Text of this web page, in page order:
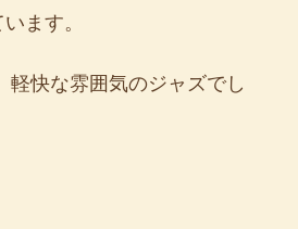
ます。
軽快な雰囲気のジャズでし